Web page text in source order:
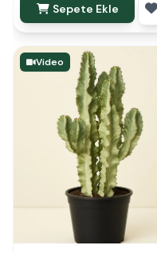
Sepete Ekle
Video